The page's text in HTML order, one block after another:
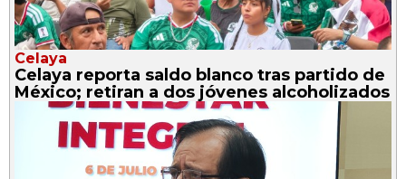
Celaya
Celaya reporta saldo blanco tras partido de
México; retiran a dos jóvenes alcoholizados